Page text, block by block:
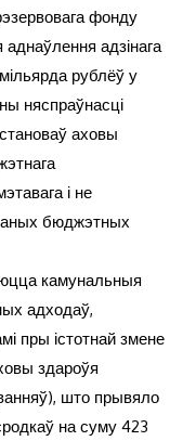
фонду
адзінага
рублёў у
няспраўнасці
аховы
і не
бюджэтных
камунальныя
адходаў,
пры істотнай змене
здароўя
што прывяло
на суму 423